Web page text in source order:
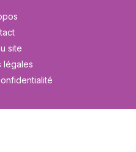
site
légales